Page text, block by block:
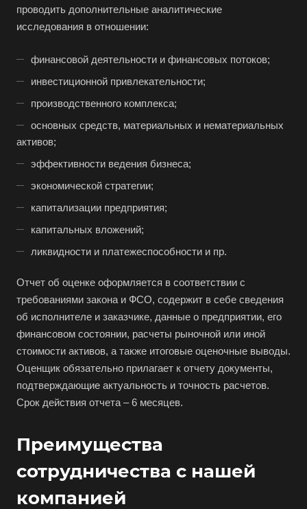
проводить дополнительные аналитические
исследования в отношении:
финансовой деятельности и финансовых потоков;
инвестиционной привлекательности;
производственного комплекса;
основных средств, материальных и нематериальных
активов;
эффективности ведения бизнеса;
экономической стратегии;
капитализации предприятия;
капитальных вложений;
ликвидности и платежеспособности и пр.
Отчет об оценке оформляется в соответствии с
требованиями закона и ФСО, содержит в себе сведения
об исполнителе и заказчике, данные о предприятии, его
финансовом состоянии, расчеты рыночной или иной
стоимости активов, а также итоговые оценочные выводы.
Оценщик обязательно прилагает к отчету документы,
подтверждающие актуальность и точность расчетов.
Срок действия отчета – 6 месяцев.
Преимущества
сотрудничества с нашей
компанией
Владимир
Волгодонск
Волжск
Волжский
Вологда
Волоколамск
Волосово
Волхов
Вольск
Воркута
Воронеж
Воскресенск
Воткинск
Всеволожск
Выкса
Вязники
Вязьма
Гай
Гатчина
Геленджик